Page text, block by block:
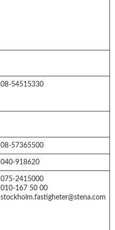
08-54515330
08-57365500
040-918620
075-2415000
010-167 50 00
stockholm.fastigheter@stena.com